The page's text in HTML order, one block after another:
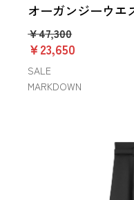
オーガンジーウエ
￥47,300
￥23,650
SALE
MARKDOWN